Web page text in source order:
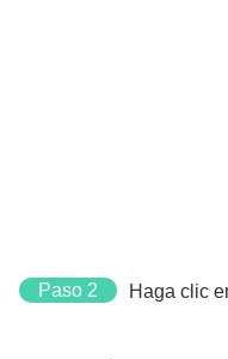
Paso 2 Haga clic